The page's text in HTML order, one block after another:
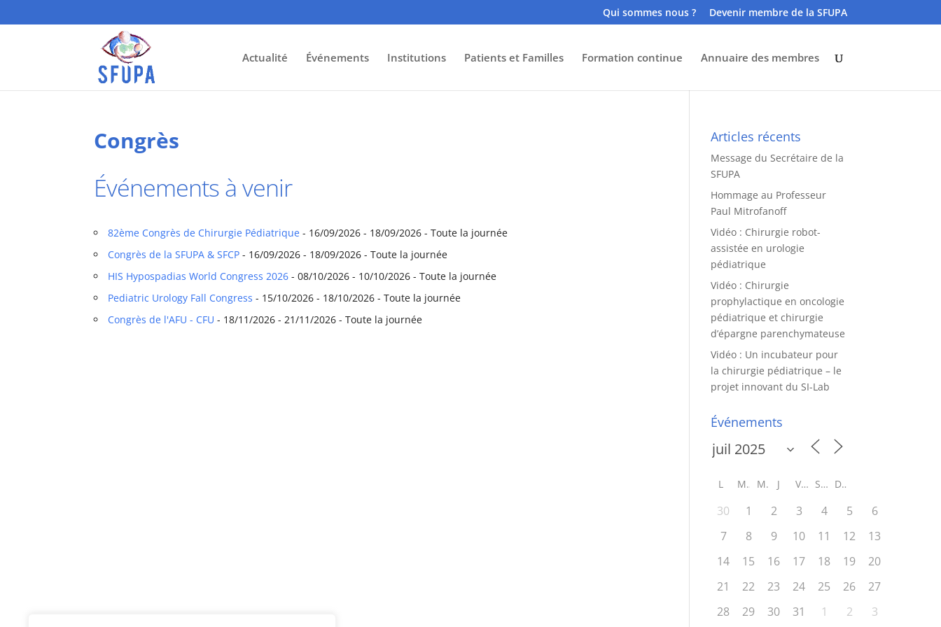
Qui sommes nous ? Devenir membre de la SFUPA
Actualité Événements Institutions Patients et Familles Formation continue Annuaire des membres
Congrès
Événements à venir
82ème Congrès de Chirurgie Pédiatrique - 16/09/2026 - 18/09/2026 - Toute la journée
Congrès de la SFUPA & SFCP - 16/09/2026 - 18/09/2026 - Toute la journée
HIS Hypospadias World Congress 2026 - 08/10/2026 - 10/10/2026 - Toute la journée
Pediatric Urology Fall Congress - 15/10/2026 - 18/10/2026 - Toute la journée
Congrès de l'AFU - CFU - 18/11/2026 - 21/11/2026 - Toute la journée
Articles récents
Message du Secrétaire de la
SFUPA
Hommage au Professeur
Paul Mitrofanoff
Vidéo : Chirurgie robot-
assistée en urologie
pédiatrique
Vidéo : Chirurgie
prophylactique en oncologie
pédiatrique et chirurgie
d’épargne parenchymateuse
Vidéo : Un incubateur pour
la chirurgie pédiatrique – le
projet innovant du SI-Lab
Événements
L M M J V S D
30 1 2 3 4 5
6
7
8 9 10 11 12
13
14
15 16 17 18 19
20
21
22 23 24 25 26
27
28
29 30 31 1 2 3